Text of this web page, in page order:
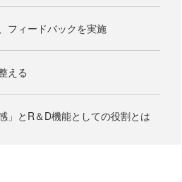
フィードバックを実施
える
」とR＆D機能としての役割とは